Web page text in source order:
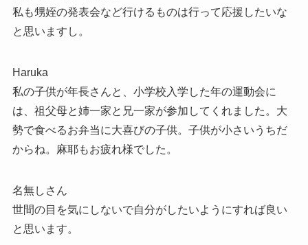
私も甥姪の発表会など行けるものは行って応援したいな
と思いますし。
Haruka
私の子供が年長さんと、小学校入学した年の運動会に
は、祖父母と姉一家と兄一家が参加してくれました。大
勢で食べるお弁当に大喜びの子供。子供が小さいうちだ
からね。麻耶もお疲れ様でした。
名無しさん
世間の目を気にしないで自分がしたいようにすれば良い
と思います。